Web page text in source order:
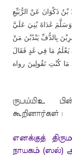
بْنُ ذَكْوَانَ عَنْ الرُّبَيِّعِ
غَدَاةَ بُنِيَ عَلَيَّ
بِالدُّفِّ يَنْدُبْنَ مَنْ
يَعْلَمُ مَا فِي غَدٍ فَقَالَ
كُنْتِ تَقُولِينَ رواه
ருபய்யிஉ
கூறினார்கள் :
எனக்குத்
நாயகம் (ஸல்)